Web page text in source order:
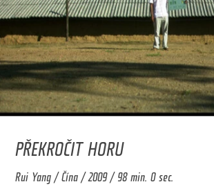
PŘEKROČIT HORU
Rui Yang / Čína / 2009 / 98 min. 0 sec.